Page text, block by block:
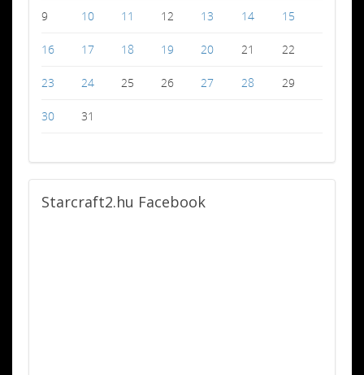
9 10 11 12 13 14 15
16 17 18 19 20 21 22
23 24 25 26 27 28 29
30 31
Starcraft2.hu Facebook